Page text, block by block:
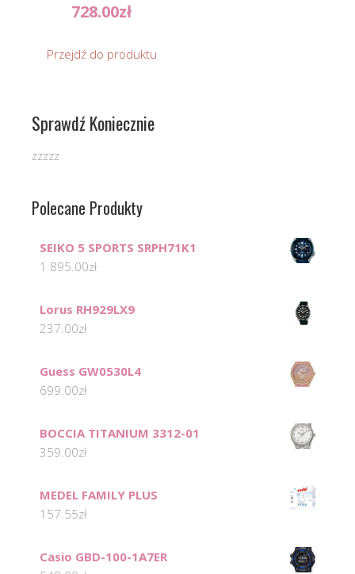
728.00zł
Przejdź do produktu
Sprawdź Koniecznie
zzzzz
Polecane Produkty
SEIKO 5 SPORTS SRPH71K1
1 895.00zł
Lorus RH929LX9
237.00zł
Guess GW0530L4
699.00zł
BOCCIA TITANIUM 3312-01
359.00zł
MEDEL FAMILY PLUS
157.55zł
Casio GBD-100-1A7ER